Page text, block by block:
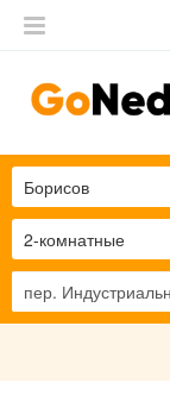
2-комнатные
Борисов